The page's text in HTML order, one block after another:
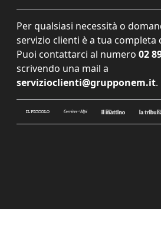
Per qualsiasi necessità o
servizio clienti è a tua completa
Puoi contattarci al numero 02
scrivendo una mail a
servizioclienti@grupponem.it.